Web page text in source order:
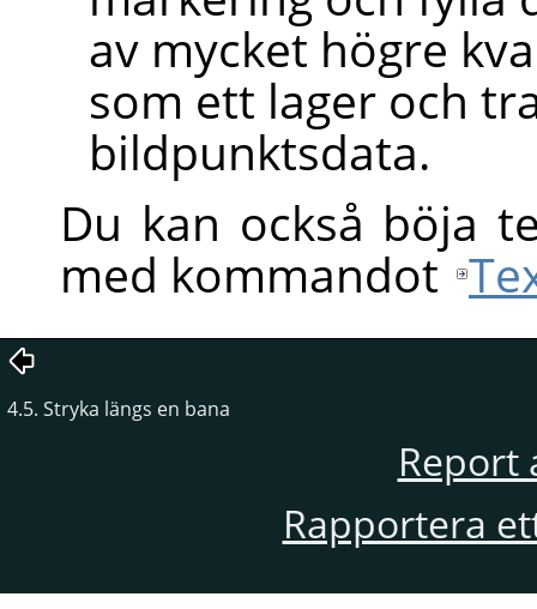
av mycket högre
som ett lager och
bildpunktsdata.
Du kan också böja
med kommandot
4.5. Stryka längs en bana
Report
Rapportera